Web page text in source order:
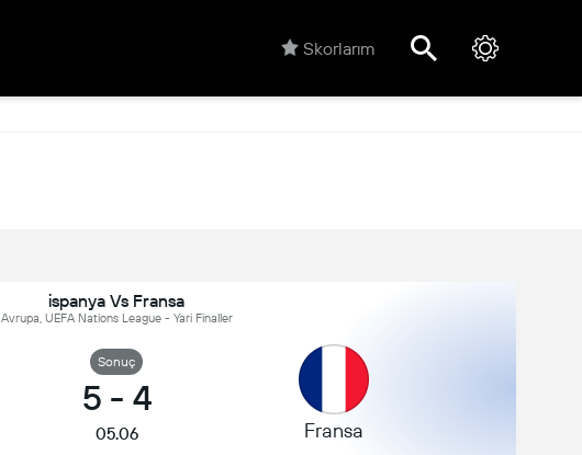
Skorlarım
ispanya Vs Fransa
Avrupa, UEFA Nations League - Yari Fi̇naller
Sonuç
5 - 4
05.06 Fransa